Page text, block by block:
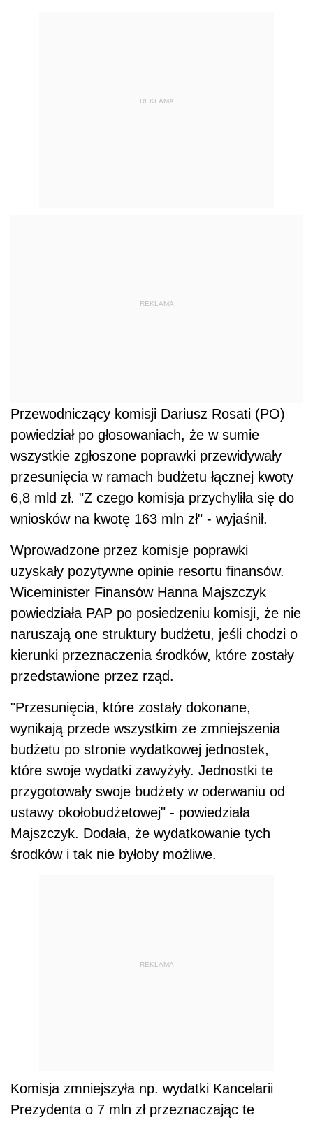
REKLAMA
REKLAMA
Przewodniczący komisji Dariusz Rosati (PO)
powiedział po głosowaniach, że w sumie
wszystkie zgłoszone poprawki przewidywały
przesunięcia w ramach budżetu łącznej kwoty
6,8 mld zł. "Z czego komisja przychyliła się do
wniosków na kwotę 163 mln zł" - wyjaśnił.
Wprowadzone przez komisje poprawki
uzyskały pozytywne opinie resortu finansów.
Wiceminister Finansów Hanna Majszczyk
powiedziała PAP po posiedzeniu komisji, że nie
naruszają one struktury budżetu, jeśli chodzi o
kierunki przeznaczenia środków, które zostały
przedstawione przez rząd.
"Przesunięcia, które zostały dokonane,
wynikają przede wszystkim ze zmniejszenia
budżetu po stronie wydatkowej jednostek,
które swoje wydatki zawyżyły. Jednostki te
przygotowały swoje budżety w oderwaniu od
ustawy okołobudżetowej" - powiedziała
Majszczyk. Dodała, że wydatkowanie tych
środków i tak nie byłoby możliwe.
REKLAMA
Komisja zmniejszyła np. wydatki Kancelarii
Prezydenta o 7 mln zł przeznaczając te